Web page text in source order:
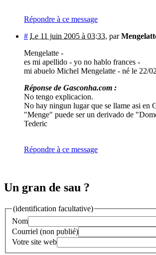
Répondre à ce message
# Le 11 juin 2005 à 03:33, par
Mengelatte -
es mi apellido - yo no hablo frances -
mi abuelo Michel Mengelatte - né le 22/
Réponse de Gasconha.com :
No tengo explicacion.
No hay ningun lugar que se llame asi en
"Menge" puede ser un derivado de
Tederic
Répondre à ce message
Un gran de sau ?
(identification facultative)
Nom
Courriel (non publié)
Votre site web